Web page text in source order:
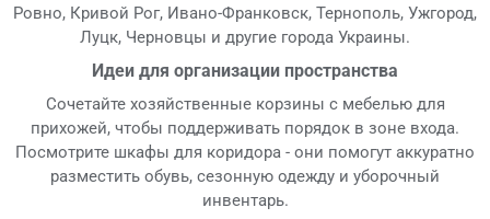
Ровно, Кривой Рог, Ивано-Франковск, Тернополь, Ужгород,
Луцк, Черновцы и другие города Украины.
Идеи для организации пространства
Сочетайте хозяйственные корзины с мебелью для
прихожей, чтобы поддерживать порядок в зоне входа.
Посмотрите шкафы для коридора - они помогут аккуратно
разместить обувь, сезонную одежду и уборочный
инвентарь.